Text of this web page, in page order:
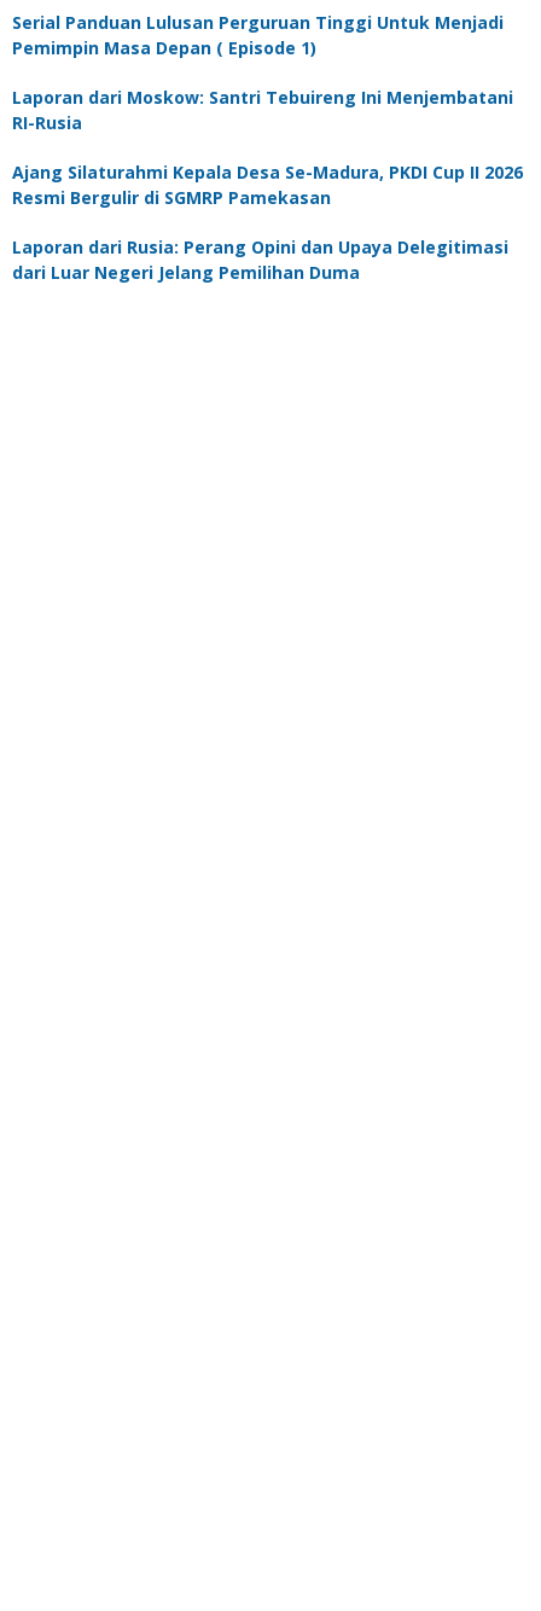
Serial Panduan Lulusan Perguruan Tinggi Untuk Menjadi
Pemimpin Masa Depan ( Episode 1)
Laporan dari Moskow: Santri Tebuireng Ini Menjembatani
RI-Rusia
Ajang Silaturahmi Kepala Desa Se-Madura, PKDI Cup II 2026
Resmi Bergulir di SGMRP Pamekasan
Laporan dari Rusia: Perang Opini dan Upaya Delegitimasi
dari Luar Negeri Jelang Pemilihan Duma